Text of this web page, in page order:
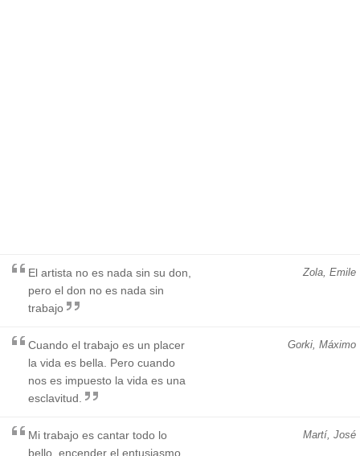
Zola, Emile
El artista no es nada sin su don,
pero el don no es nada sin
trabajo
Gorki, Máximo
Cuando el trabajo es un placer
la vida es bella. Pero cuando
nos es impuesto la vida es una
esclavitud.
Martí, José
Mi trabajo es cantar todo lo
bello, encender el entusiasmo